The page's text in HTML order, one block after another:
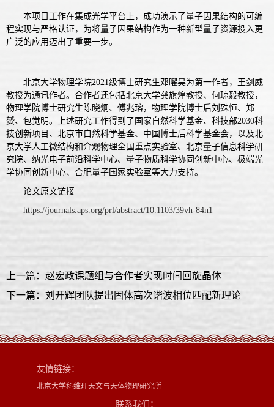
本项目工作在集成光学平台上，成功演示了量子因果结构的可编
程实现与严格认证，为将量子因果结构作为一种新型量子资源投入更
广泛的应用迈出了重要一步。
北京大学物理学院2021级博士研究生邓曜昊为第一作者，王剑威
教授为通讯作者。合作者还包括北京大学龚旗煌教授、何琼毅教授，
物理学院博士研究生陈晓炯、傅兆瑢，物理学院博士后刘殊恒、郑
赟、包觉明。上述研究工作得到了国家自然科学基金、科技部2030科
技创新项目、北京市自然科学基金、中国博士后科学基金会，以及北
京大学人工微结构和介观物理全国重点实验室、北京量子信息科学研
究院、纳光电子前沿科学中心、量子物质科学协同创新中心、极端光
学协同创新中心、合肥量子国家实验室等大力支持。
论文原文链接
https://journals.aps.org/prl/abstract/10.1103/39vh-84n1
上一篇：赵宏政课题组与合作者实现时间回旋晶体
下一篇：刘开辉团队提出固体高次谐波相位匹配新理论
友情链接：
北京大学科维理天文与天体物理研究所
联系我们：